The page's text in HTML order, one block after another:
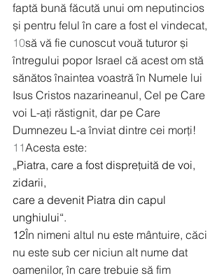
faptă bună făcută unui om neputincios
și pentru felul în care a fost el vindecat,
10să vă fie cunoscut vouă tuturor și
întregului popor Israel că acest om stă
sănătos înaintea voastră în Numele lui
Isus Cristos nazarineanul, Cel pe Care
voi L-ați răstignit, dar pe Care
Dumnezeu L-a înviat dintre cei morți!
11Acesta este:
„Piatra, care a fost disprețuită de voi,
zidarii,
care a devenit Piatra din capul
unghiului“.
12În nimeni altul nu este mântuire, căci
nu este sub cer niciun alt nume dat
oamenilor, în care trebuie să fim